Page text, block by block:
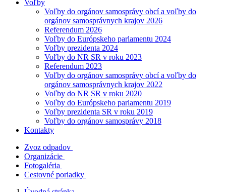
Voľby
Voľby do orgánov samosprávy obcí a voľby do
orgánov samosprávnych krajov 2026
Referendum 2026
Voľby do Európskeho parlamentu 2024
Voľby prezidenta 2024
Voľby do NR SR v roku 2023
Referendum 2023
Voľby do orgánov samosprávy obcí a voľby do
orgánov samosprávnych krajov 2022
Voľby do NR SR v roku 2020
Voľby do Európskeho parlamentu 2019
Voľby prezidenta SR v roku 2019
Voľby do orgánov samosprávy 2018
Kontakty
Zvoz odpadov
Organizácie
Fotogaléria
Cestovné poriadky